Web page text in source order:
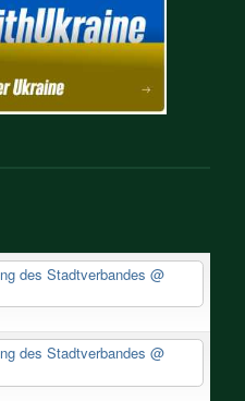
des Stadtverbandes @
des Stadtverbandes @